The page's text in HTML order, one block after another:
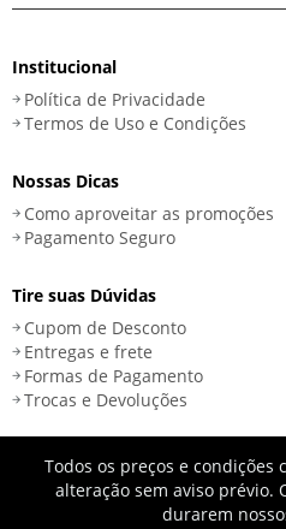
Institucional
Política de Privacidade
Termos de Uso e Condições
Nossas Dicas
Como aproveitar as promoções
Pagamento Seguro
Tire suas Dúvidas
Cupom de Desconto
Entregas e frete
Formas de Pagamento
Trocas e Devoluções
Todos os preços e condições
alteração sem aviso prévio.
durarem